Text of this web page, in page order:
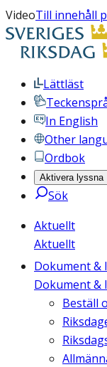
VideoTill innehåll
Lättläst
In English
Other
Ordbok
Aktivera lyssna
Sök
Aktuellt
Aktuellt
Dokument &
Dokument &
Beställ